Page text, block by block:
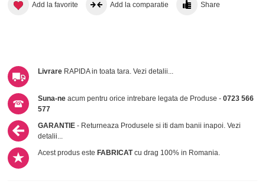
Add la favorite Add la comparatie Share
Livrare RAPIDA in toata tara.Vezi detalii...
Suna-ne acum pentru orice intrebare legata de Produse -0723 566
577
GARANTIE - Returneaza Produsele si iti dam banii inapoi.Vezi
detalii...
Acest produs este FABRICATcu drag 100% in Romania.